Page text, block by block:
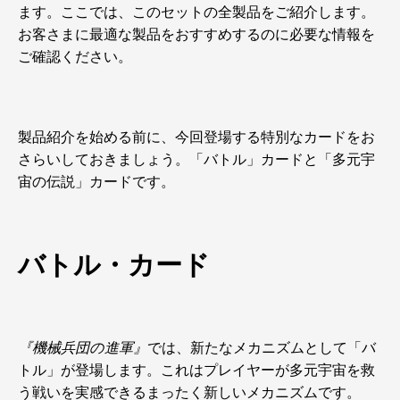
ます。ここでは、このセットの全製品をご紹介します。
お客さまに最適な製品をおすすめするのに必要な情報を
ご確認ください。
製品紹介を始める前に、今回登場する特別なカードをお
さらいしておきましょう。「バトル」カードと「多元宇
宙の伝説」カードです。
バトル・カード
『機械兵団の進軍』 では、新たなメカニズムとして「バ
トル」が登場します。これはプレイヤーが多元宇宙を救
う戦いを実感できるまったく新しいメカニズムです。